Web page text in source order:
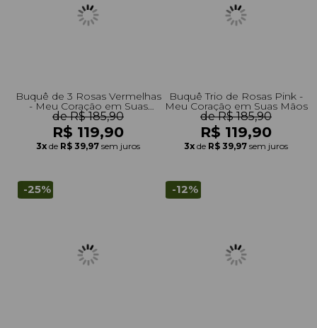
Buquê de 3 Rosas Vermelhas
- Meu Coração em Suas
Mãos
de R$ 185,90
R$ 119,90
3x de R$ 39,97 sem juros
Buquê Trio de Rosas Pink -
Meu Coração em Suas Mãos
de R$ 185,90
R$ 119,90
3x de R$ 39,97 sem juros
-25% -12%